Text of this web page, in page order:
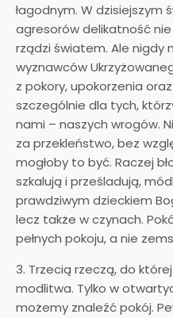
łagodnym. W dzisiejszym
agresorów delikatność
rządzi światem. Ale nigdy
wyznawców
z pokory, upokorzenia
szczególnie dla tych,
nami – naszych wrogów.
za przekleństwo, bez
mogłoby to być. Raczej
szkalują i prześladują,
prawdziwym dzieckiem
lecz także w czynach.
pełnych pokoju, a nie
3. Trzecią rzeczą, do której
modlitwa. Tylko w
możemy znaleźć pokój.